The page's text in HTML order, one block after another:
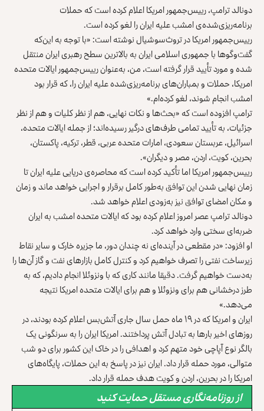
دونالد ترامپ، رییس‌جمهور امریکا اعلام کرده است که حملات
برنامه‌ریزی‌شده‌ی امشب علیه ایران را لغو کرده است.
رییس‌جمهور امریکا در تروث‌سوشیال نوشته است: «با توجه به این‌که
گفت‌وگوها با جمهوری اسلامی ایران به بالاترین سطح رهبری ایران منتقل
شده و مورد تأیید قرار گرفته است، من، به‌عنوان رییس‌جمهور ایالات متحده
امریکا، حملات و بمباران‌های برنامه‌ریزی‌شده علیه ایران را، که قرار بود
امشب انجام شوند، لغو کرده‌ام.»
ترامپ افزوده است که «بحث‌ها و نکات نهایی، هم از نظر کلیات و هم از نظر
جزئیات، به تأیید تمامی طرف‌های درگیر رسیده‌اند؛ از جمله ایالات متحده،
اسرائیل، عربستان سعودی، امارات متحده عربی، قطر، ترکیه، پاکستان،
بحرین، کویت، اردن، مصر و دیگران».
رییس‌جمهور امریکا اما تأکید کرده است که محاصره‌ی دریایی علیه ایران تا
زمان نهایی شدن این توافق به‌طور کامل برقرار و اجرایی خواهد ماند و زمان
و مکان امضای توافق نیز به‌زودی اعلام خواهد شد.
دونالد ترامپ عصر امروز اعلام کرده بود که ایالات متحده امشب به ایران
ضربه‌ای سختی وارد خواهد کرد.
او افزود: «در مقطعی در آینده‌ای نه چندان دور، ما ‏جزیره خارک و سایر نقاط
زیرساخت نفتی را تصرف خواهیم کرد و کنترل ‏کامل بازارهای نفت و گاز آن‌ها را
به‌دست خواهیم گرفت. دقیقا مانند کاری که با ‏ونزوئلا انجام دادیم، که به
طرز درخشانی هم برای ونزوئلا و هم برای ایالات ‏متحده امریکا نتیجه
می‌دهد.»
ایران و امریکا که در ۱۹ ماه حمل سال جاری آتش‌بس اعلام کرده بودند، در
روزهای اخیر بارها به تبادل آتش‌ پرداختند. امریکا ایران را به سرنگونی یک
بالگر نوع آپاچی خود متهم کرد و اهدافی را در خاک این کشور برای دو شب
متوالی، مورد حمله قرار داد. ایران نیز در پاسخ به این حملات، پایگاه‌های
امریکا را در بحرین، اردن و کویت هدف حمله قرار داد.
از روزنامه‌نگاری مستقل حمایت کنید